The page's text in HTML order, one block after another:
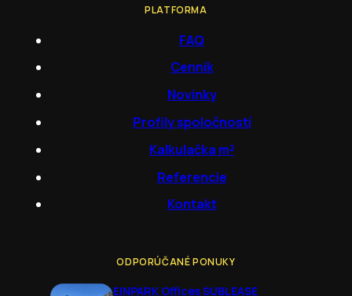
PLATFORMA
FAQ
Cenník
Novinky
Profily spoločností
Kalkulačka m²
Referencie
Kontakt
ODPORÚČANÉ PONUKY
EINPARK Offices SUBLEASE